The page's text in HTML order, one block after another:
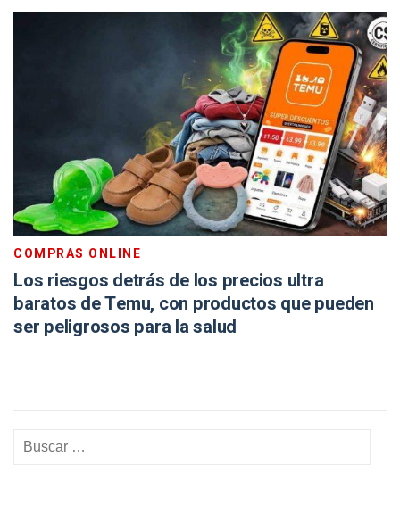
COMPRAS ONLINE
Los riesgos detrás de los precios ultra
baratos de Temu, con productos que pueden
ser peligrosos para la salud